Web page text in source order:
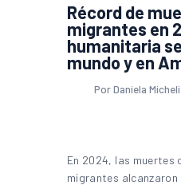
Récord de
migrantes en
humanitaria
mundo y en
Por Daniela Micheli
En 2024, las muertes
migrantes